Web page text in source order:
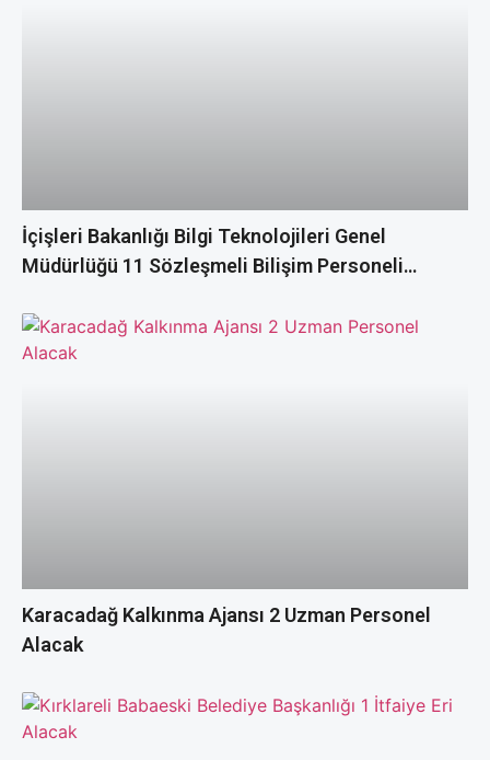
İçişleri Bakanlığı Bilgi Teknolojileri Genel
Müdürlüğü 11 Sözleşmeli Bilişim Personeli
Karacadağ Kalkınma Ajansı 2 Uzman Personel
Alacak